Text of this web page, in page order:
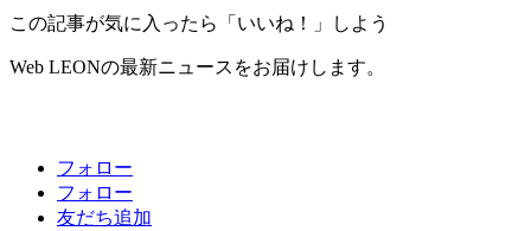
この記事が気に入ったら「いいね！」しよう
Web LEONの最新ニュースをお届けします。
フォロー
フォロー
友だち追加